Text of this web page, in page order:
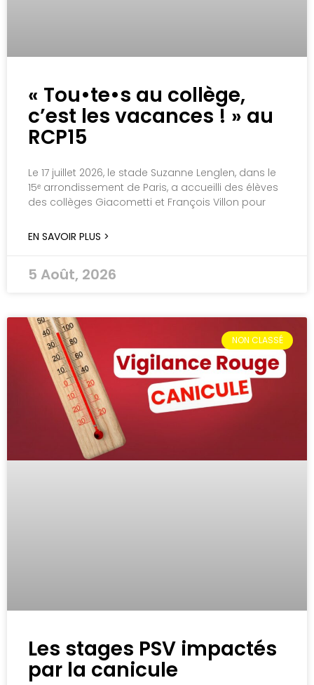
« Tou•te•s au collège,
c’est les vacances ! » au
RCP15
Le 17 juillet 2026, le stade Suzanne Lenglen, dans le
15ᵉ arrondissement de Paris, a accueilli des élèves
des collèges Giacometti et François Villon pour
EN SAVOIR PLUS >
5 Août, 2026
NON CLASSÉ
Les stages PSV impactés
par la canicule